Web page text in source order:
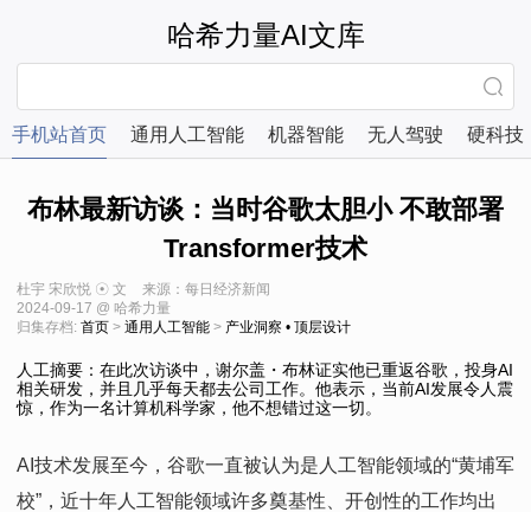
哈希力量AI文库
手机站首页 通用人工智能 机器智能 无人驾驶 硬科技
布林最新访谈：当时谷歌太胆小 不敢部署
Transformer技术
杜宇 宋欣悦 ☉ 文
来源：每日经济新闻
2024-09-17 @ 哈希力量
归集存档: 首页 > 通用人工智能 > 产业洞察 • 顶层设计
人工摘要：在此次访谈中，谢尔盖・布林证实他已重返谷歌，投身AI
相关研发，并且几乎每天都去公司工作。他表示，当前AI发展令人震
惊，作为一名计算机科学家，他不想错过这一切。
AI技术发展至今，谷歌一直被认为是人工智能领域的“黄埔军
校”，近十年人工智能领域许多奠基性、开创性的工作均出